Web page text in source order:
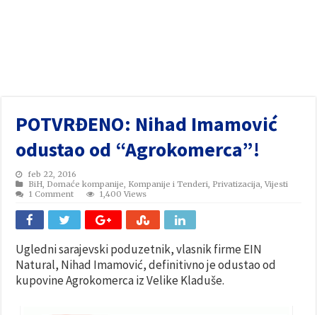
POTVRĐENO: Nihad Imamović
odustao od “Agrokomerca”!
feb 22, 2016
BiH, Domaće kompanije, Kompanije i Tenderi, Privatizacija,Vijesti
1 Comment
1,400 Views
Ugledni sarajevski poduzetnik, vlasnik firme EIN
Natural, Nihad Imamović, definitivno je odustao od
kupovine Agrokomerca iz Velike Kladuše.